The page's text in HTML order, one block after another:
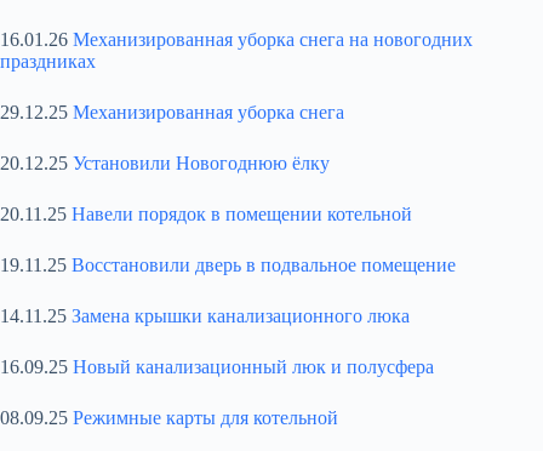
16.01.26 Механизированная уборка снега на новогодних
праздниках
29.12.25 Механизированная уборка снега
20.12.25 Установили Новогоднюю ёлку
20.11.25 Навели порядок в помещении котельной
19.11.25 Восстановили дверь в подвальное помещение
14.11.25 Замена крышки канализационного люка
16.09.25 Новый канализационный люк и полусфера
08.09.25 Режимные карты для котельной